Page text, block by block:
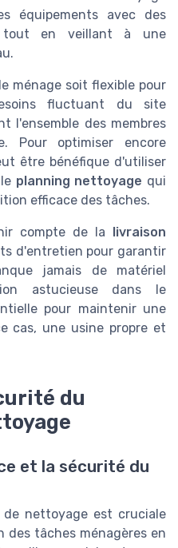
équipements avec des
en veillant à une
ménage soit flexible pour
fluctuant du site
l'ensemble des membres
Pour optimiser encore
être bénéfique d'utiliser
planning nettoyage qui
efficace des tâches.
compte de la livraison
d'entretien pour garantir
jamais de matériel
astucieuse dans le
pour maintenir une
cas, une usine propre et
du
et la sécurité du
nettoyage est cruciale
des tâches ménagères en